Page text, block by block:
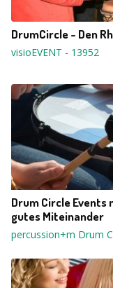
DrumCircle - Den
visioEVENT - 13952
Drum Circle
gutes Miteinander
percussion+m Drum